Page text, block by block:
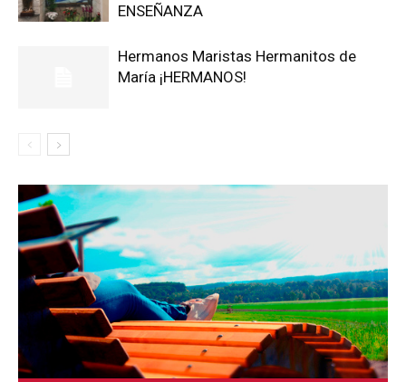
ENSEÑANZA
Hermanos Maristas Hermanitos de
María ¡HERMANOS!